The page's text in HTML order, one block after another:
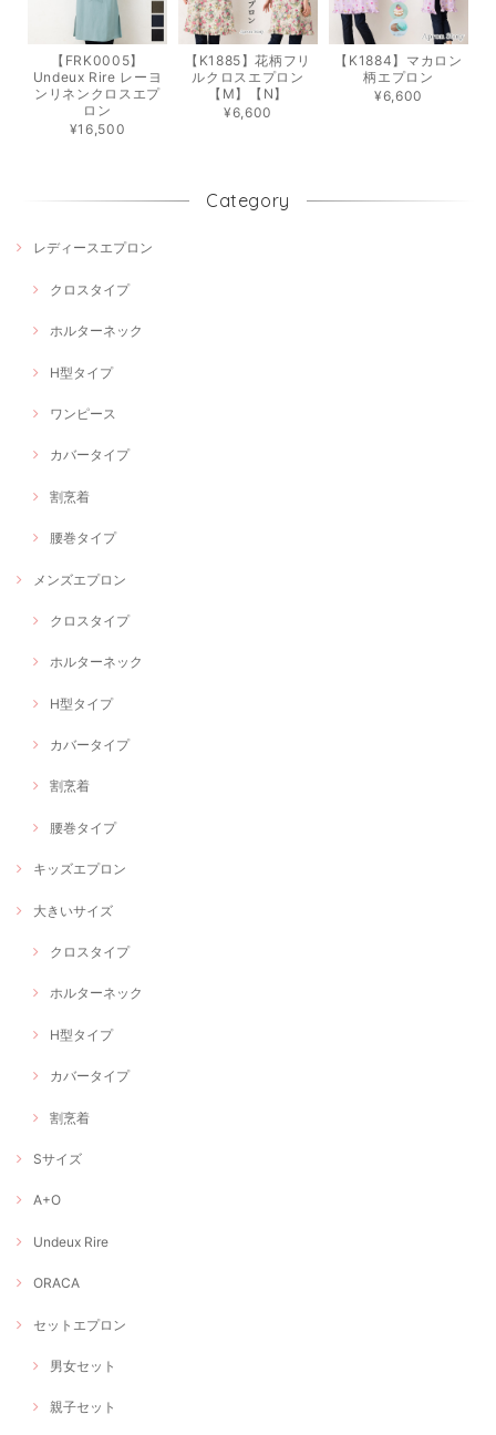
【FRK0005】
Undeux Rire レーヨ
ンリネンクロスエプ
ロン
¥16,500
【K1885】花柄フリ
ルクロスエプロン
【M】【N】
¥6,600
【K1884】マカロン
柄エプロン
¥6,600
Category
レディースエプロン
クロスタイプ
ホルターネック
H型タイプ
ワンピース
カバータイプ
割烹着
腰巻タイプ
メンズエプロン
クロスタイプ
ホルターネック
H型タイプ
カバータイプ
割烹着
腰巻タイプ
キッズエプロン
大きいサイズ
クロスタイプ
ホルターネック
H型タイプ
カバータイプ
割烹着
Sサイズ
A+O
Undeux Rire
ORACA
セットエプロン
男女セット
親子セット